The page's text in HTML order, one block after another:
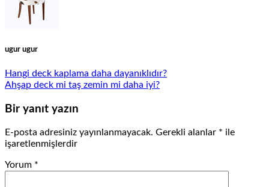
ugur ugur
Hangi deck kaplama daha dayanıklıdır?
Ahşap deck mi taş zemin mi daha iyi?
Bir yanıt yazın
E-posta adresiniz yayınlanmayacak. Gerekli alanlar * ile
işaretlenmişlerdir
Yorum *